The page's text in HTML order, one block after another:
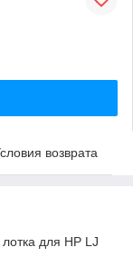
возврата
для HP LJ